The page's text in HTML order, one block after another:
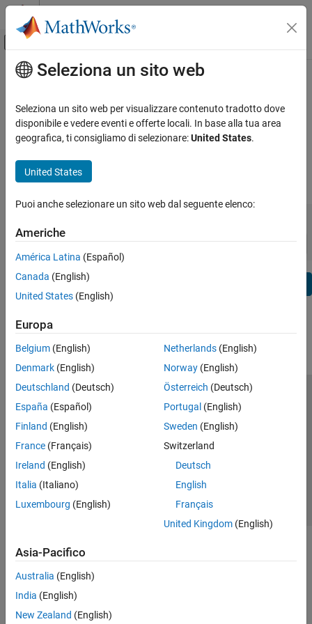
Vai al contenuto
Attiva/disattiva menu di navigazione
Visualizza per: Categoria
Using MATLAB
MATLAB Copilot
Simulink Copilot
Event-Based Modeling
Real-Time Simulation and Testing
Parallel Computing
Reporting and Database Access
Application Deployment
Verification, Validation, and Test
Cloud Capabilities
Teaching and Learning
Applications
AI and Statistics
Mathematics and Optimization
Control Systems
Test and Measurement
RF and Mixed Signal
Contenuto principale
System Identification Toolbox
Release Notes
Bug Reports | Bug Fixes expand all in page
| Release Range:
Text Filter: System Identification Toolbox Release Notes
Seleziona un sito web
Seleziona un sito web per visualizzare contenuto tradotto dove
disponibile e vedere eventi e offerte locali. In base alla tua area
geografica, ti consigliamo di selezionare:United States.
United States
Puoi anche selezionare un sito web dal seguente elenco:
Americhe
América Latina (Español)
Canada (English)
United States (English)
Europa
Belgium (English)
Denmark (English)
Deutschland (Deutsch)
España (Español)
Finland (English)
France (Français)
Ireland (English)
Italia (Italiano)
Luxembourg (English)
Netherlands(English)
Norway(English)
Österreich (Deutsch)
Portugal (English)
Sweden (English)
Switzerland
Deutsch
English
Français
United Kingdom(English)
Asia-Pacifico
Australia (English)
India (English)
New Zealand (English)
Centro di fiducia
Informativa sulla privacy
Antipirateria
Contatti
© 1994-2026 The MathWorks, Inc.